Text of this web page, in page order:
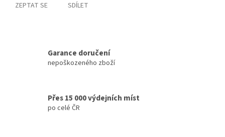
ZEPTAT SE SDÍLET
Garance doručení
nepoškozeného zboží
Přes 15 000 výdejních míst
po celé ČR